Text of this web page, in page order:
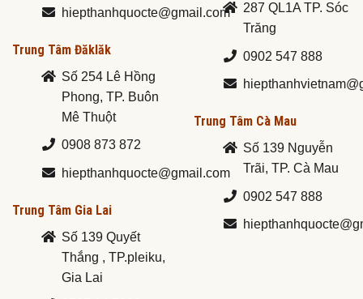
hiepthanhquocte@gmail.com
Trung Tâm Đăklăk
Số 254 Lê Hồng
Phong, TP. Buôn
Mê Thuột
0908 873 872
hiepthanhquocte@gmail.com
Trung Tâm Gia Lai
Số 139 Quyết
Thắng , TP.pleiku,
Gia Lai
287 QL1A TP. Sóc
Trăng
0902 547 888
Trung Tâm Cà Mau
Số 139 Nguyễn
Trãi, TP. Cà Mau
0902 547 888